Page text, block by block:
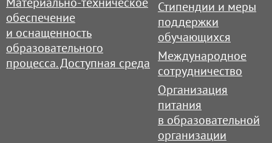
обеспечение
и оснащенность
образовательного
процесса. Доступная среда
Стипендии и меры
поддержки
обучающихся
Международное
сотрудничество
Организация
питания
в образовательной
организации